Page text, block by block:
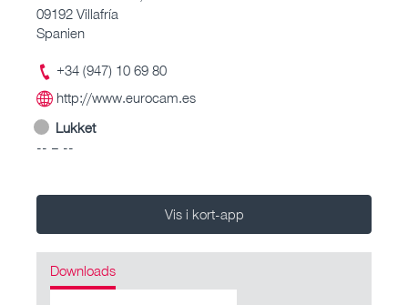
09192 Villafría
Spanien
+34 (947) 10 69 80
http://www.eurocam.es
Lukket
-- – --
Vis i kort-app
Downloads